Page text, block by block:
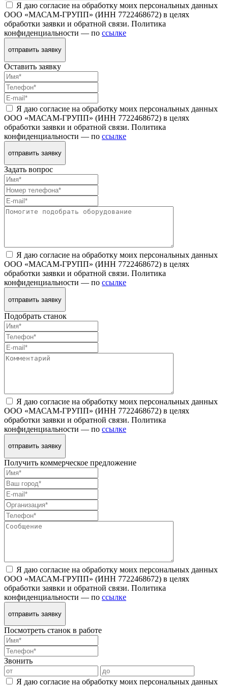
Я даю согласие на обработку моих персональных данных
ООО «МАСАМ-ГРУПП» (ИНН 7722468672) в целях
обработки заявки и обратной связи. Политика
конфиденциальности — по ссылке
отправить заявку
Оставить заявку
Я даю согласие на обработку моих персональных данных
ООО «МАСАМ-ГРУПП» (ИНН 7722468672) в целях
обработки заявки и обратной связи. Политика
конфиденциальности — по ссылке
отправить заявку
Задать вопрос
Я даю согласие на обработку моих персональных данных
ООО «МАСАМ-ГРУПП» (ИНН 7722468672) в целях
обработки заявки и обратной связи. Политика
конфиденциальности — по ссылке
отправить заявку
Подобрать станок
Я даю согласие на обработку моих персональных данных
ООО «МАСАМ-ГРУПП» (ИНН 7722468672) в целях
обработки заявки и обратной связи. Политика
конфиденциальности — по ссылке
отправить заявку
Получить коммерческое предложение
Я даю согласие на обработку моих персональных данных
ООО «МАСАМ-ГРУПП» (ИНН 7722468672) в целях
обработки заявки и обратной связи. Политика
конфиденциальности — по ссылке
отправить заявку
Посмотреть станок в работе
Звонить
Я даю согласие на обработку моих персональных данных